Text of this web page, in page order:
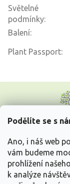
Podělíte se s
Ano, i náš web
vám budeme
prohlížení
k analýze
Světelné
podmínky:
Balení:
Plant Passport:
p
Vše o nákupu
Informace pro